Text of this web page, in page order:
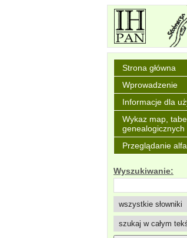
Strona główna
Wprowadzenie
Informacje dla
Wykaz map,
genealogicznych
Przeglądanie
Wyszukiwanie: